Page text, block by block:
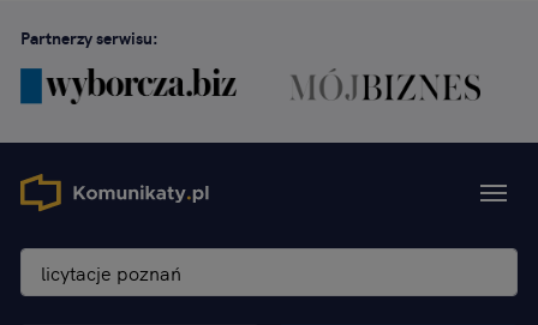
Partnerzy serwisu: